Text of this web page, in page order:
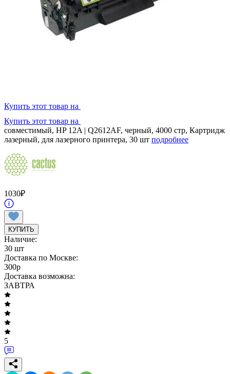
Купить этот товар на
Купить этот товар на
совместимый, HP 12A | Q2612AF, черный, 4000 стр, Картридж
лазерный, для лазерного принтера, 30 шт подробнее
1030₽
КУПИТЬ
Наличие:
30 шт
Доставка по Москве:
300p
Доставка возможна:
ЗАВТРА
5